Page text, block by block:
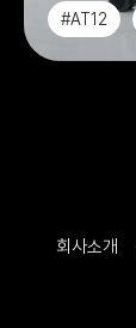
#AT12
회사소개